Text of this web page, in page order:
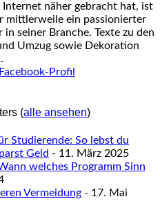
näher gebracht hat, ist
mittlerweile ein passionierter
seiner Branche. Texte zu den
Umzug sowie Dekoration
(alle ansehen)
Studierende: So lebst du
Geld - 11. März 2025
welches Programm Sinn
Vermeidung - 17. Mai